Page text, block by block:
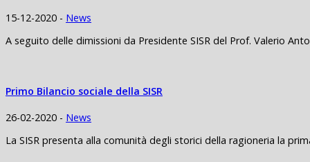
15-12-2020 - News
A seguito delle dimissioni da Presidente SISR del Prof. Valerio
Primo Bilancio sociale della SISR
26-02-2020 - News
La SISR presenta alla comunità degli storici della ragioneria la